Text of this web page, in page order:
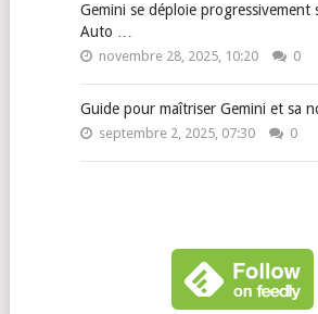
Gemini se déploie progressivement
Auto …
novembre 28, 2025, 10:20 0
Guide pour maîtriser Gemini et sa
septembre 2, 2025, 07:30 0